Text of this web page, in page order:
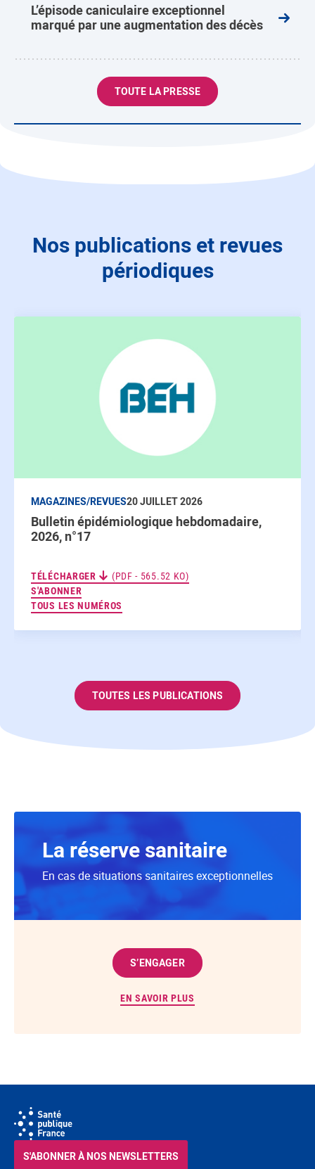
L’épisode caniculaire exceptionnel
marqué par une augmentation des décès
TOUTE LA PRESSE
Nos publications et revues
périodiques
MAGAZINES/REVUES20 JUILLET 2026
Bulletin épidémiologique hebdomadaire,
2026, n°17
TÉLÉCHARGER
(PDF - 565.52 KO)
S'ABONNERAUX NEWSLETTERS
TOUS LES NUMÉROS
TOUTES LES PUBLICATIONS
La réserve sanitaire
En cas de situations sanitaires exceptionnelles
S’ENGAGER
EN SAVOIR PLUS
S'ABONNER À NOS NEWSLETTERS